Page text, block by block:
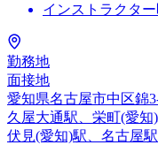
インストラクター
勤務地
面接地
愛知県名古屋市中区錦
久屋大通駅、栄町(愛知
伏見(愛知)駅、名古屋